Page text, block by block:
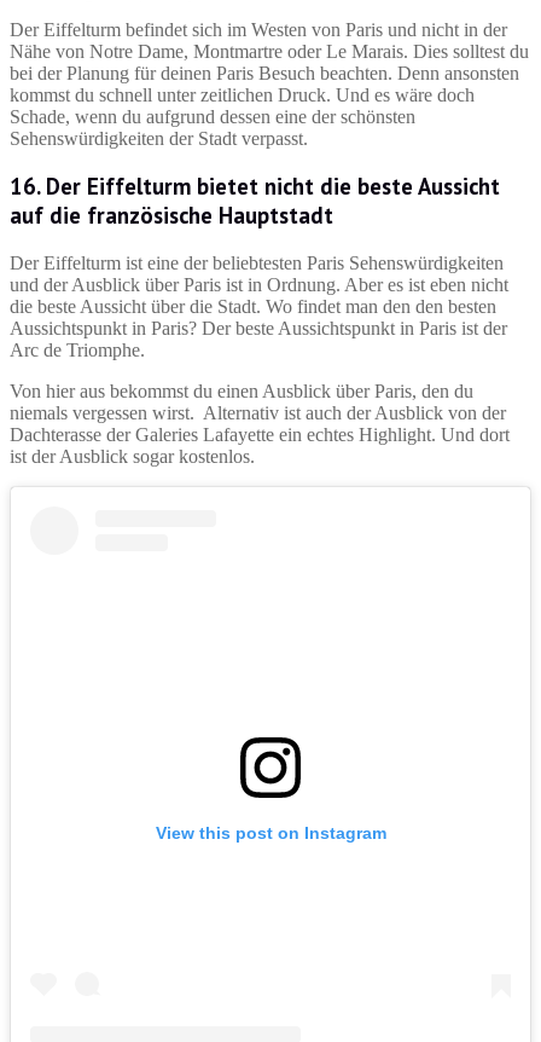
Der Eiffelturm befindet sich im Westen von Paris und nicht in der
Nähe von Notre Dame, Montmartre oder Le Marais. Dies solltest du
bei der Planung für deinen Paris Besuch beachten. Denn ansonsten
kommst du schnell unter zeitlichen Druck. Und es wäre doch
Schade, wenn du aufgrund dessen eine der schönsten
Sehenswürdigkeiten der Stadt verpasst.
16. Der Eiffelturm bietet nicht die beste Aussicht
auf die französische Hauptstadt
Der Eiffelturm ist eine der beliebtesten Paris Sehenswürdigkeiten
und der Ausblick über Paris ist in Ordnung. Aber es ist eben nicht
die beste Aussicht über die Stadt. Wo findet man den den besten
Aussichtspunkt in Paris? Der beste Aussichtspunkt in Paris ist der
Arc de Triomphe.
Von hier aus bekommst du einen Ausblick über Paris, den du
niemals vergessen wirst. Alternativ ist auch der Ausblick von der
Dachterasse der Galeries Lafayette ein echtes Highlight. Und dort
ist der Ausblick sogar kostenlos.
View this post on Instagram